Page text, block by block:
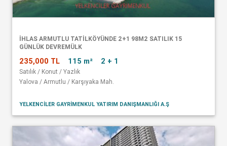
İHLAS ARMUTLU TATİLKÖYÜNDE 2+1 98M2 SATILIK 15
GÜNLÜK DEVREMÜLK
235,000 TL 115 m² 2 + 1
Satılık / Konut / Yazlık
Yalova / Armutlu / Karşıyaka Mah.
YELKENCİLER GAYRİMENKUL YATIRIM DANIŞMANLIĞI A.Ş